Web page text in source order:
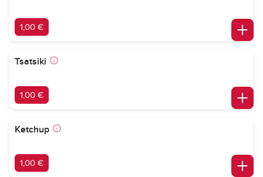
1,00 €
Tsatsiki
1,00 €
Ketchup
1,00 €